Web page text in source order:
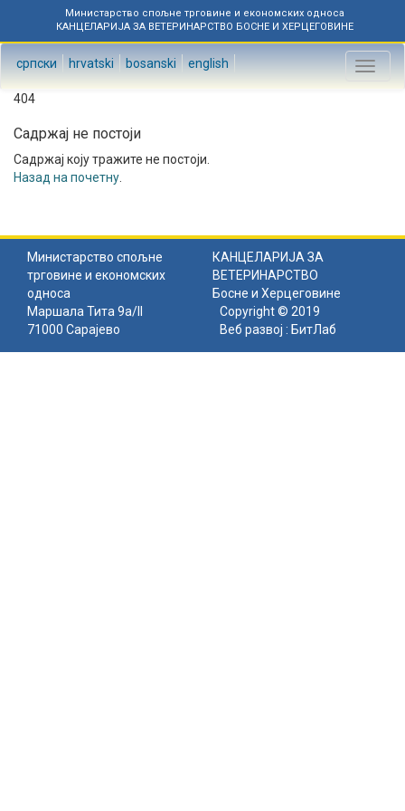
Министарство спољне трговине и економских односа
КАНЦЕЛАРИЈА ЗА ВЕТЕРИНАРСТВО БОСНЕ И ХЕРЦЕГОВИНЕ
српски hrvatski bosanski english
Toggle
404
Садржај не постоји
Садржај коју тражите не постоји.
Назад на почетну
Министарство спољне
трговине и економских
односа
КАНЦЕЛАРИЈА ЗА
ВЕТЕРИНАРСТВО
Босне и Херцеговине
Маршала Тита 9а/II
71000 Сарајево
Copyright © 2019
Веб развој : БитЛаб